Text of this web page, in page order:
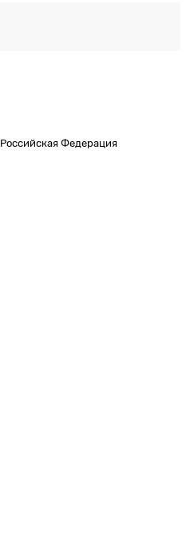
Российская Федерация